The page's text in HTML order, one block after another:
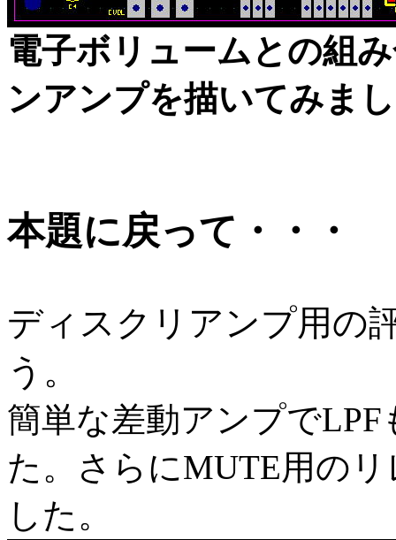
電子ボリュームとの組
ンアンプを描いてみま
本題に戻って・・・
ディスクリアンプ用の
う。
簡単な差動アンプで
た。さらにMUTE用の
した。